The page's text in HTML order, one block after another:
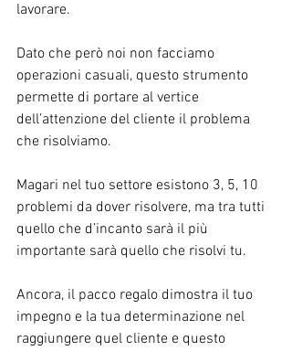
lavorare.
Dato che però noi non facciamo
operazioni casuali, questo strumento
permette di portare al vertice
dell’attenzione del cliente il problema
che risolviamo.
Magari nel tuo settore esistono 3, 5, 10
problemi da dover risolvere, ma tra tutti
quello che d’incanto sarà il più
importante sarà quello che risolvi tu.
Ancora, il pacco regalo dimostra il tuo
impegno e la tua determinazione nel
raggiungere quel cliente e questo